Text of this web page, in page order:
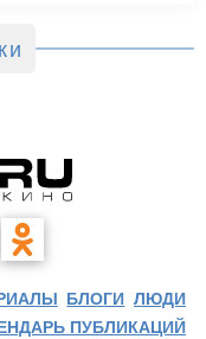
БЛОГИ ЛЮДИ
ПУБЛИКАЦИЙ